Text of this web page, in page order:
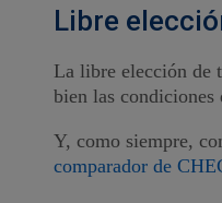
Libre
La libre elección de
bien las condiciones
Y, como siempre,
comparador de